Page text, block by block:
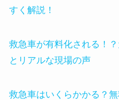
すく解説！
救急車が有料化される！
とリアルな現場の声
救急車はいくらかかる？